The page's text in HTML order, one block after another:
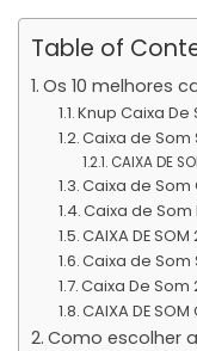
Table of
Os 10 melhores
Knup Caixa
Caixa de
CAIXA DE
Caixa de Som
Caixa de Som
CAIXA DE SOM
Caixa de Som
Caixa De Som
CAIXA DE SOM
Como escolher